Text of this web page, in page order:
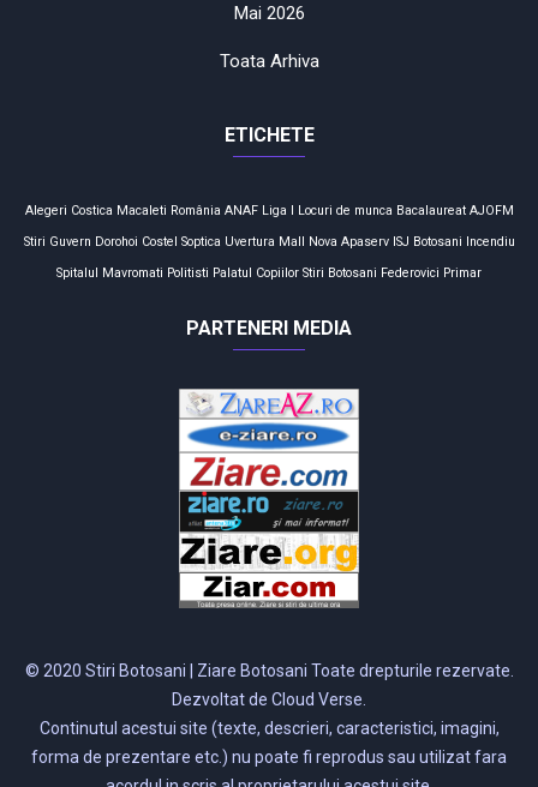
Mai 2026
Toata Arhiva
ETICHETE
Alegeri Costica Macaleti România ANAF Liga I Locuri de munca Bacalaureat AJOFM
Stiri Guvern Dorohoi Costel Soptica Uvertura Mall Nova Apaserv ISJ Botosani Incendiu
Spitalul Mavromati Politisti Palatul Copiilor Stiri Botosani Federovici Primar
PARTENERI MEDIA
© 2020 Stiri Botosani | Ziare Botosani Toate drepturile rezervate.
Dezvoltat de Cloud Verse.
Continutul acestui site (texte, descrieri, caracteristici, imagini,
forma de prezentare etc.) nu poate fi reprodus sau utilizat fara